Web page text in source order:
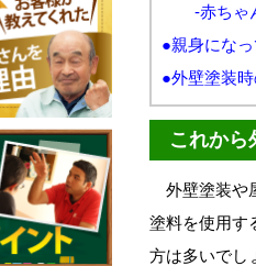
-赤ちゃん
●親身にな
●外壁塗装
これから
外壁塗装や
塗料を使用す
方は多いでし